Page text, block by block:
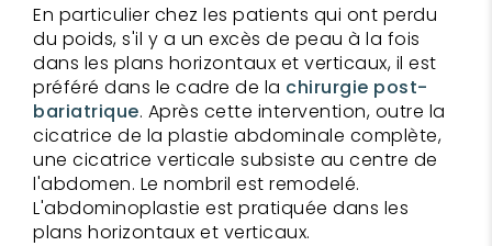
En particulier chez les patients qui ont perdu
du poids, s'il y a un excès de peau à la fois
dans les plans horizontaux et verticaux, il est
préféré dans le cadre de la chirurgie post-
bariatrique. Après cette intervention, outre la
cicatrice de la plastie abdominale complète,
une cicatrice verticale subsiste au centre de
l'abdomen. Le nombril est remodelé.
L'abdominoplastie est pratiquée dans les
plans horizontaux et verticaux.